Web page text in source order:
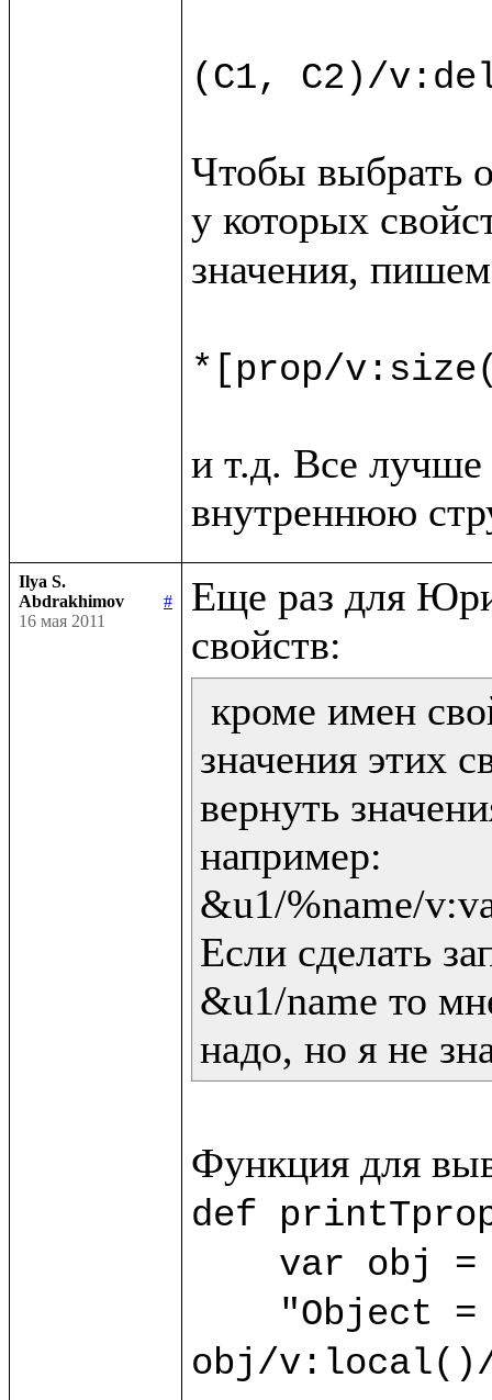
(C1, C2)/
Чтобы выбрать
у которых
значения, пишем
*[prop/
и т.д. Все лучше
Ilya S.
Abdrakhimov
#
16 мая 2011
Еще раз для
кроме имен
значения этих
вернуть
например:
&u1/%name/
Если сделать
&u1/name то
надо, но я не
def
var obj =
obj/